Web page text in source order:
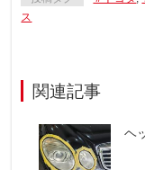
ス
関連記事
ヘ